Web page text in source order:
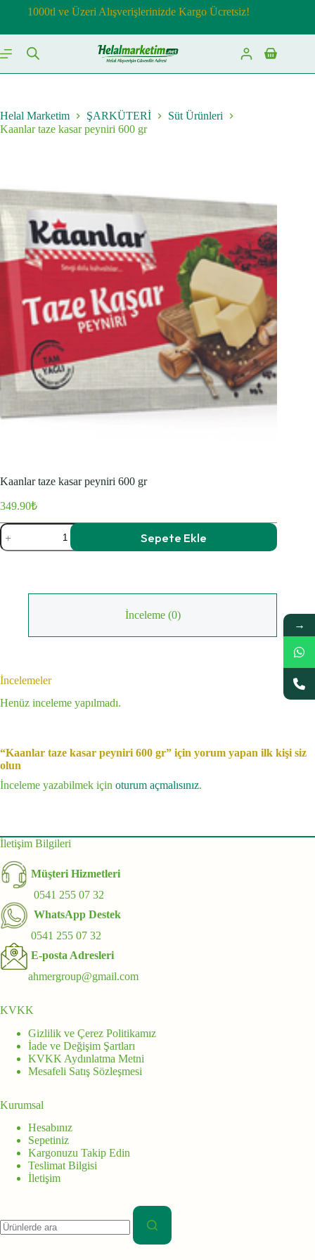
1000tl ve Üzeri Alışverişlerinizde Kargo Ücretsiz!
Shopping
cart
Helal Marketim ŞARKÜTERİ
Süt Ürünleri
Kaanlar taze kasar peyniri 600 gr
Kaanlar taze kasar peyniri 600 gr
349.90₺
Kaanlar
taze
kasar
Sepete Ekle
İnceleme (0)
İncelemeler
Henüz inceleme yapılmadı.
“Kaanlar taze kasar peyniri 600 gr” için yorum yapan ilk kişi siz
olun
İnceleme yazabilmek için oturum açmalısınız.
İletişim Bilgileri
Müşteri Hizmetleri
0541 255 07 32
WhatsApp Destek
0541 255 07 32
E-posta Adresleri
ahmergroup@gmail.com
KVKK
Gizlilik ve Çerez Politikamız
İade ve Değişim Şartları
KVKK Aydınlatma Metni
Mesafeli Satış Sözleşmesi
Kurumsal
Hesabınız
Sepetiniz
Kargonuzu Takip Edin
Teslimat Bilgisi
İletişim
→